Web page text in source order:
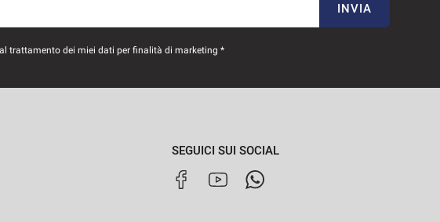
INVIA
trattamento dei miei dati per finalità di marketing *
SEGUICI SUI SOCIAL